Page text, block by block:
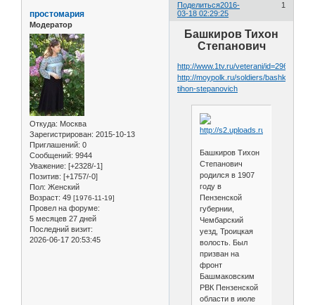
Поделиться 1
2016-
03-18 02:29:25
простомария
Модератор
Откуда: Москва
Зарегистрирован: 2015-10-13
Приглашений: 0
Сообщений: 9944
Уважение: [+2328/-1]
Позитив: [+1757/-0]
Пол: Женский
Возраст: 49 [1976-11-19]
Провел на форуме:
5 месяцев 27 дней
Последний визит:
2026-06-17 20:53:45
Башкиров Тихон
Степанович
http://www.1tv.ru/veterani/id=2966390
http://moypolk.ru/soldiers/bashkirov-
tihon-stepanovich
Башкиров Тихон
Степанович
родился в 1907
году в
Пензенской
губернии,
Чембарский
уезд, Троицкая
волость. Был
призван на
фронт
Башмаковским
РВК Пензенской
области в июле